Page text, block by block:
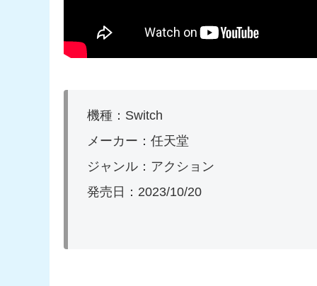
機種：Switch
メーカー：任天堂
ジャンル：アクション
発売日：2023/10/20